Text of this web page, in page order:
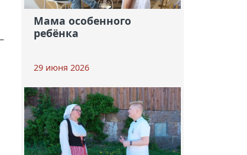
Мама особенного
ребёнка
29 июня 2026